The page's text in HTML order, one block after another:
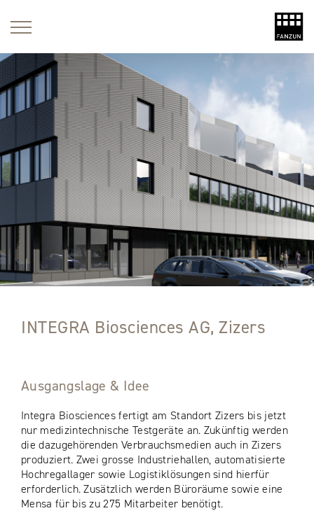
INTEGRA Biosciences AG, Zizers
Ausgangslage & Idee
Integra Biosciences fertigt am Standort Zizers bis jetzt
nur medizintechnische Testgeräte an. Zukünftig werden
die dazugehörenden Verbrauchsmedien auch in Zizers
produziert. Zwei grosse Industriehallen, automatisierte
Hochregallager sowie Logistiklösungen sind hierfür
erforderlich. Zusätzlich werden Büroräume sowie eine
Mensa für bis zu 275 Mitarbeiter benötigt.